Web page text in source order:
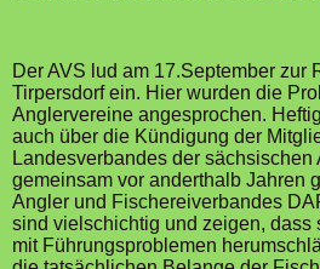
Der AVS lud am 17.September zur
Tirpersdorf ein. Hier wurden die
Anglervereine angesprochen.
auch über die Kündigung der
Landesverbandes der sächsischen
gemeinsam vor anderthalb Jahren
Angler und Fischereiverbandes
sind vielschichtig und zeigen, dass
mit Führungsproblemen